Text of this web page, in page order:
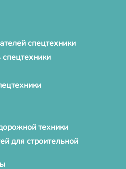
спецтехники
техники
для строительной